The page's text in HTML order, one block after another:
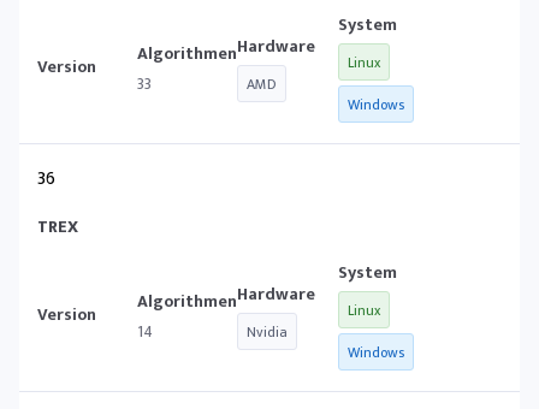
33 AMD
Linux
Windows
36
TREX
14 Nvidia
Linux
Windows